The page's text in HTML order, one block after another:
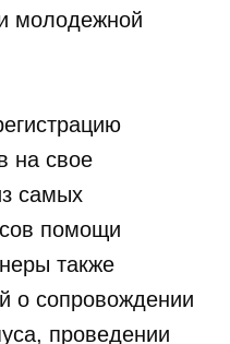
молодежной
на свое
самых
помощи
также
о сопровождении
проведении